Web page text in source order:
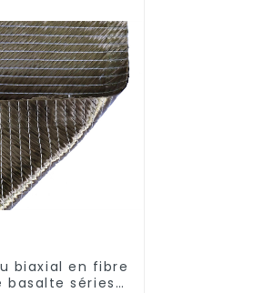
biaxial en fibre
basalte séries